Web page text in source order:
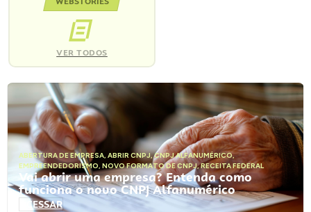
VER TODOS
ABERTURA DE EMPRESA, ABRIR CNPJ,CNPJ ALFANUMÉRICO,
EMPREENDEDORISMO, NOVO FORMATO DE CNPJ,RECEITA FEDERAL
Vai abrir uma empresa? Entenda como
funciona o novo CNPJ Alfanumérico
ACESSAR